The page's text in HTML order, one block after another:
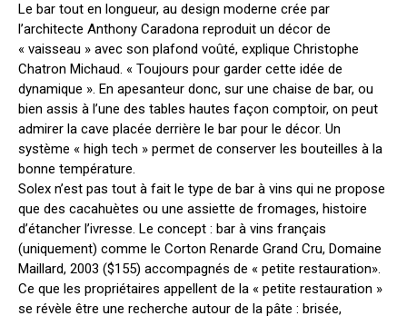
Le bar tout en longueur, au design moderne crée par
l’architecte Anthony Caradona reproduit un décor de
« vaisseau » avec son plafond voûté, explique Christophe
Chatron Michaud. « Toujours pour garder cette idée de
dynamique ». En apesanteur donc, sur une chaise de bar, ou
bien assis à l’une des tables hautes façon comptoir, on peut
admirer la cave placée derrière le bar pour le décor. Un
système « high tech » permet de conserver les bouteilles à la
bonne température.
Solex n’est pas tout à fait le type de bar à vins qui ne propose
que des cacahuètes ou une assiette de fromages, histoire
d’étancher l’ivresse. Le concept : bar à vins français
(uniquement) comme le Corton Renarde Grand Cru, Domaine
Maillard, 2003 ($155) accompagnés de « petite restauration».
Ce que les propriétaires appellent de la « petite restauration »
se révèle être une recherche autour de la pâte : brisée,